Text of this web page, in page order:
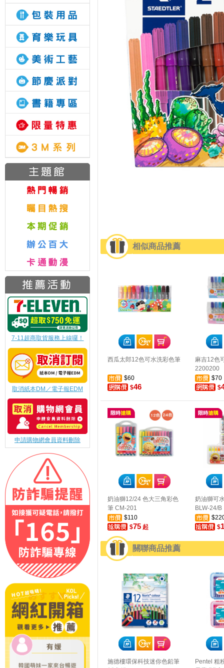
7-11超商取貨服務上線囉！
取消紙本DM／電子報EDM
申請購物網會員資料刪除
相似商品推薦
西瓜太郎12色可水洗彩色筆
$60
$46
麻吉12色
2200200
$70
$
奶油獅12/24 色大三角彩色
筆 CM-201
$110
$75起
奶油獅可
BLW-24/B
$
關聯商品推薦
施德樓環保科技迷你色鉛筆
Pentel 粗